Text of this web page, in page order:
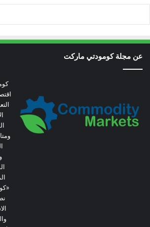
عن مجلة كومودتي ماركت